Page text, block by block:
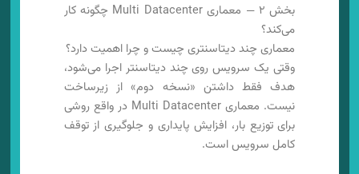
بخش ۲ — معماری Multi Datacenter چگونه کار
می‌کند؟
معماری چند دیتاسنتری چیست و چرا اهمیت دارد؟
وقتی یک سرویس روی چند دیتاسنتر اجرا می‌شود،
هدف فقط داشتن «نسخه دوم» از زیرساخت
نیست. معماری Multi Datacenter در واقع روشی
برای توزیع بار، افزایش پایداری و جلوگیری از توقف
کامل سرویس است.